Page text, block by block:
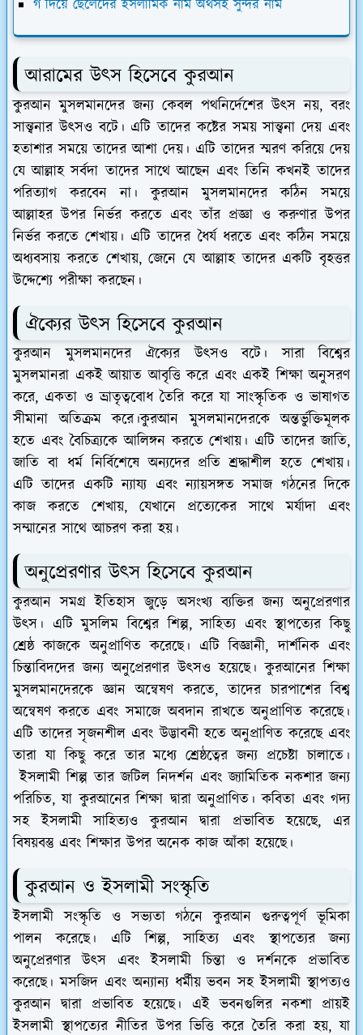
গ দিয়ে ছেলেদের ইসলামিক নাম অর্থসহ সুন্দর নাম
আরামের উৎস হিসেবে কুরআন
কুরআন মুসলমানদের জন্য কেবল পথনির্দেশের উৎস নয়, বরং
সান্ত্বনার উৎসও বটে। এটি তাদের কষ্টের সময় সান্ত্বনা দেয় এবং
হতাশার সময়ে তাদের আশা দেয়। এটি তাদের স্মরণ করিয়ে দেয়
যে আল্লাহ সর্বদা তাদের সাথে আছেন এবং তিনি কখনই তাদের
পরিত্যাগ করবেন না।কুরআন মুসলমানদের কঠিন সময়ে
আল্লাহর উপর নির্ভর করতে এবং তাঁর প্রজ্ঞা ও করুণার উপর
নির্ভর করতে শেখায়। এটি তাদের ধৈর্য ধরতে এবং কঠিন সময়ে
অধ্যবসায় করতে শেখায়, জেনে যে আল্লাহ তাদের একটি বৃহত্তর
উদ্দেশ্যে পরীক্ষা করছেন।
ঐক্যের উৎস হিসেবে কুরআন
কুরআন মুসলমানদের ঐক্যের উৎসও বটে। সারা বিশ্বের
মুসলমানরা একই আয়াত আবৃত্তি করে এবং একই শিক্ষা অনুসরণ
করে, একতা ও ভ্রাতৃত্ববোধ তৈরি করে যা সাংস্কৃতিক ও ভাষাগত
সীমানা অতিক্রম করে।কুরআন মুসলমানদেরকে অন্তর্ভুক্তিমূলক
হতে এবং বৈচিত্র্যকে আলিঙ্গন করতে শেখায়। এটি তাদের জাতি,
জাতি বা ধর্ম নির্বিশেষে অন্যদের প্রতি শ্রদ্ধাশীল হতে শেখায়।
এটি তাদের একটি ন্যায্য এবং ন্যায়সঙ্গত সমাজ গঠনের দিকে
কাজ করতে শেখায়, যেখানে প্রত্যেকের সাথে মর্যাদা এবং
সম্মানের সাথে আচরণ করা হয়।
অনুপ্রেরণার উৎস হিসেবে কুরআন
কুরআন সমগ্র ইতিহাস জুড়ে অসংখ্য ব্যক্তির জন্য অনুপ্রেরণার
উৎস। এটি মুসলিম বিশ্বের শিল্প, সাহিত্য এবং স্থাপত্যের কিছু
শ্রেষ্ঠ কাজকে অনুপ্রাণিত করেছে। এটি বিজ্ঞানী, দার্শনিক এবং
চিন্তাবিদদের জন্য অনুপ্রেরণার উত্সও হয়েছে।কুরআনের শিক্ষা
মুসলমানদেরকে জ্ঞান অন্বেষণ করতে, তাদের চারপাশের বিশ্ব
অন্বেষণ করতে এবং সমাজে অবদান রাখতে অনুপ্রাণিত করেছে।
এটি তাদের সৃজনশীল এবং উদ্ভাবনী হতে অনুপ্রাণিত করেছে এবং
তারা যা কিছু করে তার মধ্যে শ্রেষ্ঠত্বের জন্য প্রচেষ্টা চালাতে।
ইসলামী শিল্প তার জটিল নিদর্শন এবং জ্যামিতিক নকশার জন্য
পরিচিত, যা কুরআনের শিক্ষা দ্বারা অনুপ্রাণিত। কবিতা এবং গদ্য
সহ ইসলামী সাহিত্যও কুরআন দ্বারা প্রভাবিত হয়েছে, এর
বিষয়বস্তু এবং শিক্ষার উপর অনেক কাজ আঁকা হয়েছে।
কুরআন ও ইসলামী সংস্কৃতি
ইসলামী সংস্কৃতি ও সভ্যতা গঠনে কুরআন গুরুত্বপূর্ণ ভূমিকা
পালন করেছে। এটি শিল্প, সাহিত্য এবং স্থাপত্যের জন্য
অনুপ্রেরণার উৎস এবং ইসলামী চিন্তা ও দর্শনকে প্রভাবিত
করেছে।মসজিদ এবং অন্যান্য ধর্মীয় ভবন সহ ইসলামী স্থাপত্যও
কুরআন দ্বারা প্রভাবিত হয়েছে। এই ভবনগুলির নকশা প্রায়ই
ইসলামী স্থাপত্যের নীতির উপর ভিত্তি করে তৈরি করা হয়, যা